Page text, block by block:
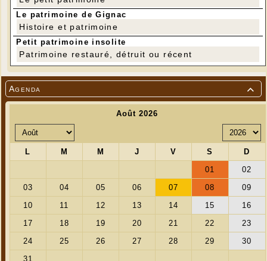

Agenda
Le patrimoine de Gignac
Histoire et patrimoine
Petit patrimoine insolite
Patrimoine restauré, détruit ou récent